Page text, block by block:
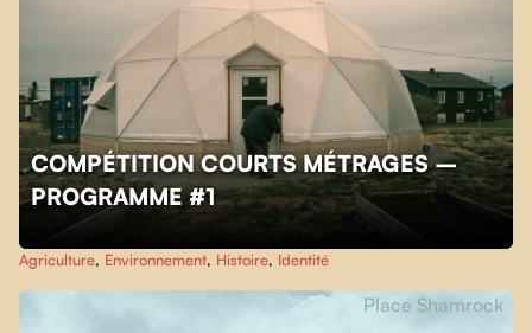
COMPÉTITION COURTS MÉTRAGES –
PROGRAMME #1
Agriculture, Environnement, Histoire, Identité
Place Shamrock